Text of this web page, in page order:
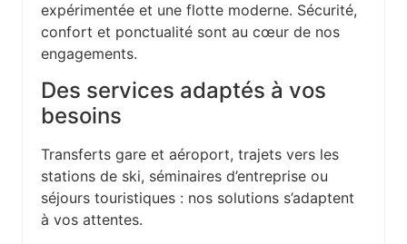
expérimentée et une flotte moderne. Sécurité,
confort et ponctualité sont au cœur de nos
engagements.
Des services adaptés à vos
besoins
Transferts gare et aéroport, trajets vers les
stations de ski, séminaires d’entreprise ou
séjours touristiques : nos solutions s’adaptent
à vos attentes.